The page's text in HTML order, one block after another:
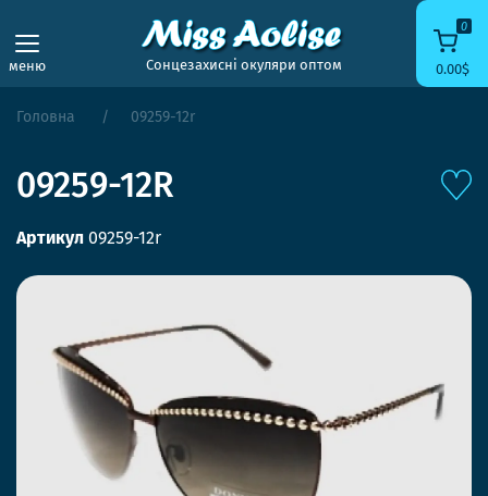
меню Сонцезахисні окуляри оптом
0
0.00$
Головна 09259-12r
09259-12R
Артикул 09259-12r